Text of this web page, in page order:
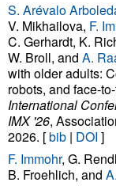
S. Arévalo
V. Mikhailova, F.
C. Gerhardt, K.
W. Broll, and A.
with older adults:
robots, and face-
International
IMX '26,
2026. [bib | DOI ]
F. Immohr, G.
B. Froehlich, and